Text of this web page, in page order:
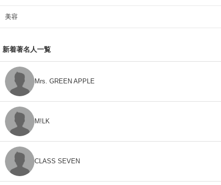
美容
新着著名人一覧
Mrs. GREEN APPLE
M!LK
CLASS SEVEN